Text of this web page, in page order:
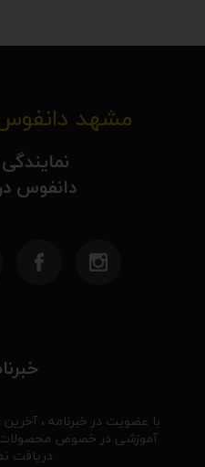
با عضویت در خبرنامه ، آخرین
آموزشی در خصوص محصولات
دریافت
مشهد
دانفوس